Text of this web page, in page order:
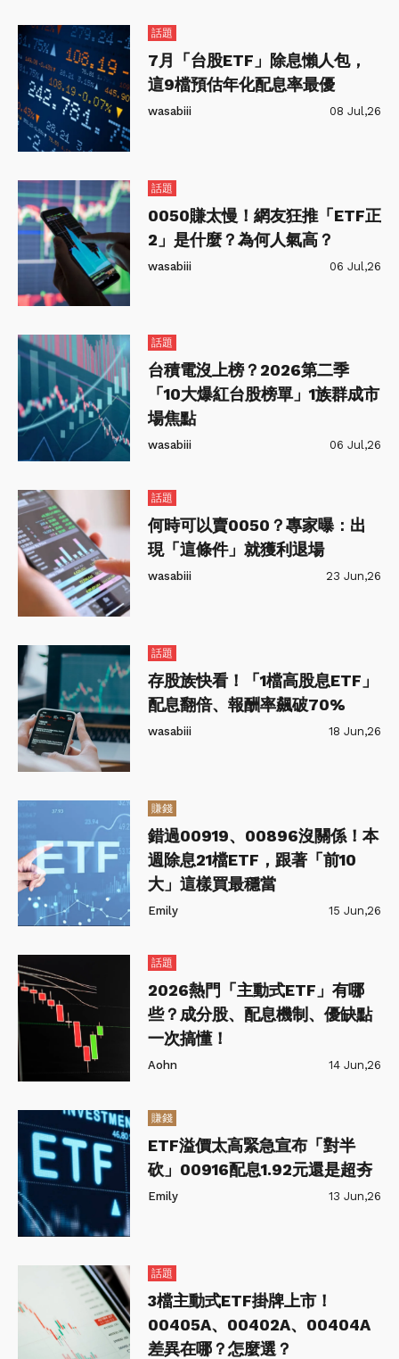
話題
7月「台股ETF」除息懶人包，
這9檔預估年化配息率最優
wasabiii 08 Jul,26
話題
0050賺太慢！網友狂推「ETF正
2」是什麼？為何人氣高？
wasabiii 06 Jul,26
話題
台積電沒上榜？2026第二季
「10大爆紅台股榜單」1族群成市
場焦點
wasabiii 06 Jul,26
話題
何時可以賣0050？專家曝：出
現「這條件」就獲利退場
wasabiii 23 Jun,26
話題
存股族快看！「1檔高股息ETF」
配息翻倍、報酬率飆破70%
wasabiii 18 Jun,26
賺錢
錯過00919、00896沒關係！本
週除息21檔ETF，跟著「前10
大」這樣買最穩當
Emily 15 Jun,26
話題
2026熱門「主動式ETF」有哪
些？成分股、配息機制、優缺點
一次搞懂！
Aohn 14 Jun,26
賺錢
ETF溢價太高緊急宣布「對半
砍」00916配息1.92元還是超夯
Emily 13 Jun,26
話題
3檔主動式ETF掛牌上市！
00405A、00402A、00404A
差異在哪？怎麼選？